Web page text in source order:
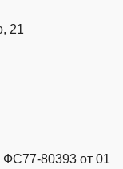
21
80393 от 01